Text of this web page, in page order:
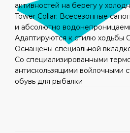
активностей на берегу у
Tower Collar: Всесезонные
и абсолютно
Адаптируются к стилю ходьбы
Оснащены специальной
Со специализированными
антискользящими войлочными
обувь для рыбалки